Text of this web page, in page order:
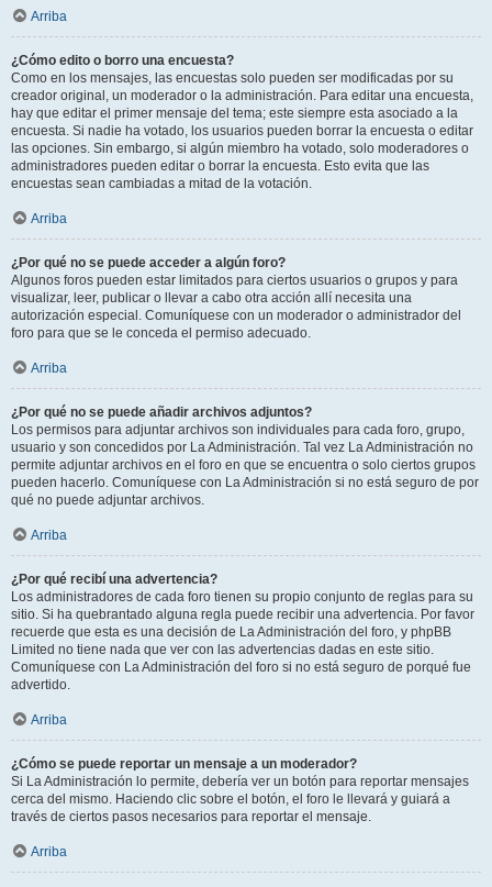
Arriba
¿Cómo edito o borro una encuesta?
Como en los mensajes, las encuestas solo pueden ser modificadas por su
creador original, un moderador o la administración. Para editar una encuesta,
hay que editar el primer mensaje del tema; este siempre esta asociado a la
encuesta. Si nadie ha votado, los usuarios pueden borrar la encuesta o editar
las opciones. Sin embargo, si algún miembro ha votado, solo moderadores o
administradores pueden editar o borrar la encuesta. Esto evita que las
encuestas sean cambiadas a mitad de la votación.
Arriba
¿Por qué no se puede acceder a algún foro?
Algunos foros pueden estar limitados para ciertos usuarios o grupos y para
visualizar, leer, publicar o llevar a cabo otra acción allí necesita una
autorización especial. Comuníquese con un moderador o administrador del
foro para que se le conceda el permiso adecuado.
Arriba
¿Por qué no se puede añadir archivos adjuntos?
Los permisos para adjuntar archivos son individuales para cada foro, grupo,
usuario y son concedidos por La Administración. Tal vez La Administración no
permite adjuntar archivos en el foro en que se encuentra o solo ciertos grupos
pueden hacerlo. Comuníquese con La Administración si no está seguro de por
qué no puede adjuntar archivos.
Arriba
¿Por qué recibí una advertencia?
Los administradores de cada foro tienen su propio conjunto de reglas para su
sitio. Si ha quebrantado alguna regla puede recibir una advertencia. Por favor
recuerde que esta es una decisión de La Administración del foro, y phpBB
Limited no tiene nada que ver con las advertencias dadas en este sitio.
Comuníquese con La Administración del foro si no está seguro de porqué fue
advertido.
Arriba
¿Cómo se puede reportar un mensaje a un moderador?
Si La Administración lo permite, debería ver un botón para reportar mensajes
cerca del mismo. Haciendo clic sobre el botón, el foro le llevará y guiará a
través de ciertos pasos necesarios para reportar el mensaje.
Arriba